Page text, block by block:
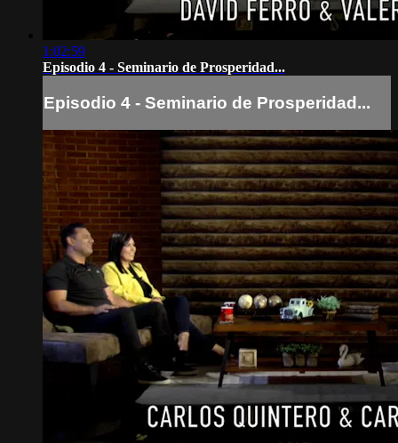
1:02:59
Episodio 4 - Seminario de Prosperidad...
Episodio 4 - Seminario de Prosperidad...